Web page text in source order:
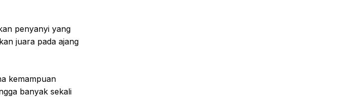
penyanyi yang
juara pada ajang
kemampuan
banyak sekali